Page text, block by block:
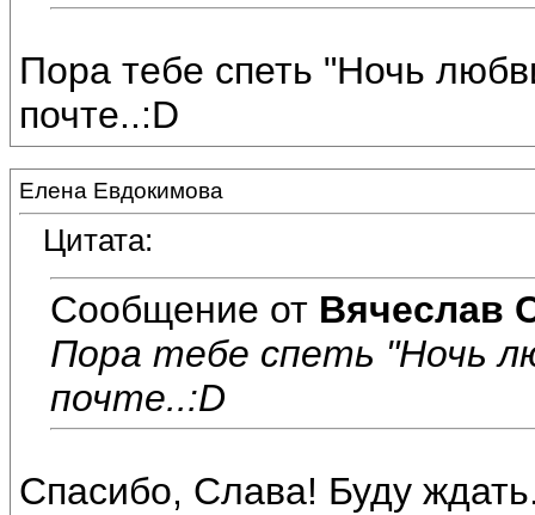
Пора тебе спеть "Ночь
почте..:D
Елена Евдокимова
Цитата:
Сообщение от Вячеслав
Пора тебе спеть "Ночь
почте..:D
Спасибо, Слава! Буду